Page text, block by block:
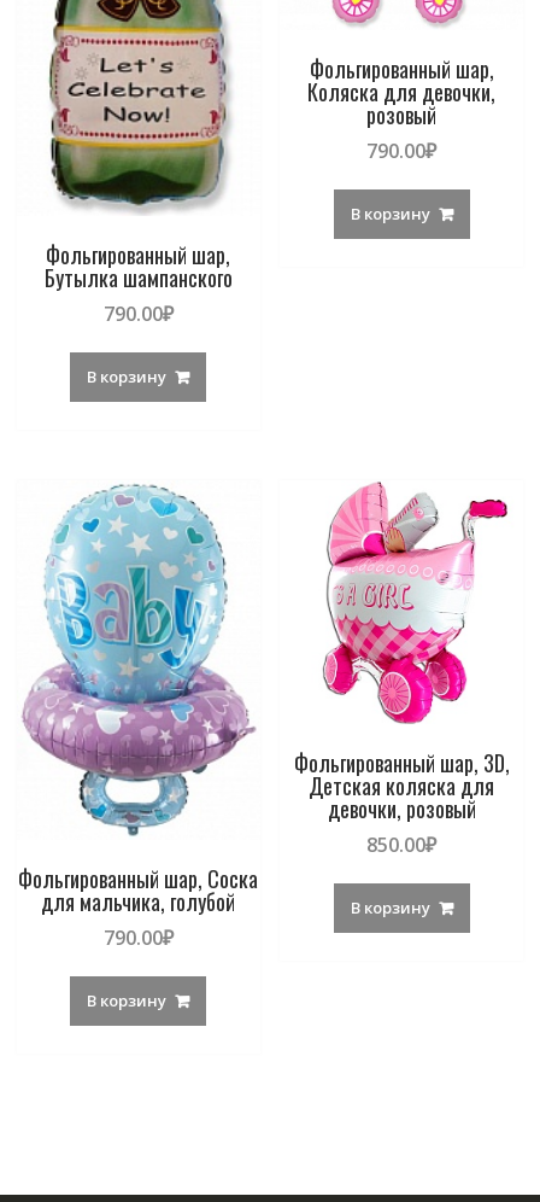
Фольгированный шар,
Бутылка шампанского
790.00₽
В корзину
Фольгированный шар,
Коляска для девочки,
розовый
790.00₽
В корзину
Фольгированный шар, Соска
для мальчика, голубой
790.00₽
В корзину
Фольгированный шар, 3D,
Детская коляска для
девочки, розовый
850.00₽
В корзину